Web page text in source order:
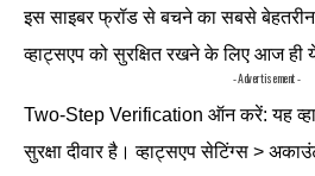
इस साइबर फ्रॉड से बचने का सबसे
व्हाट्सएप को सुरक्षित रखने के लिए आज ही
- Advertisement -
Two-Step Verification ऑन करें: यह
सुरक्षा दीवार है। व्हाट्सएप सेटिंग्स >